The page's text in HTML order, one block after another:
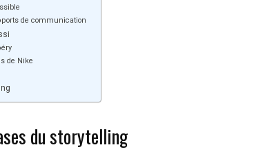
de communication
de Nike
du storytelling